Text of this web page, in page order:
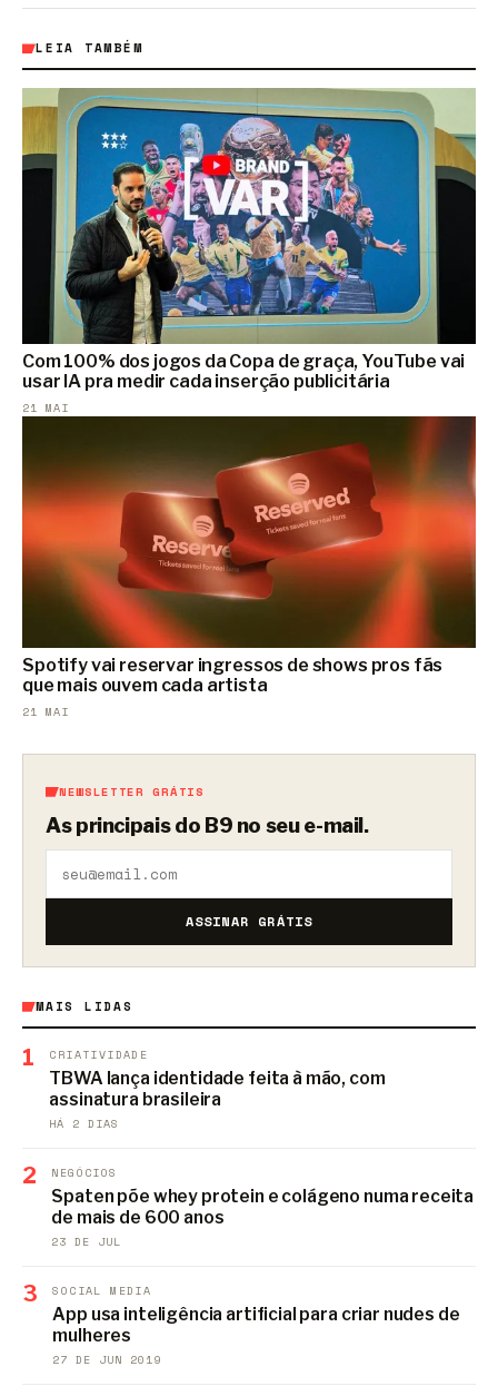
LEIA TAMBÉM
Com 100% dos jogos da Copa de graça, YouTube vai
usar IA pra medir cada inserção publicitária
21 MAI
Spotify vai reservar ingressos de shows pros fãs
que mais ouvem cada artista
21 MAI
NEWSLETTER GRÁTIS
As principais do B9 no seu e-mail.
ASSINAR GRÁTIS
MAIS LIDAS
1 CRIATIVIDADE
TBWA lança identidade feita à mão, com
assinatura brasileira
HÁ 2 DIAS
2 NEGÓCIOS
Spaten põe whey protein e colágeno numa receita
de mais de 600 anos
23 DE JUL
3 SOCIAL MEDIA
App usa inteligência artificial para criar nudes de
mulheres
27 DE JUN 2019